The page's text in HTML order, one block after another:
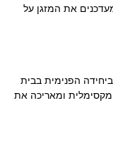
את המזגן על
הפנימית בבית
ומאריכה את